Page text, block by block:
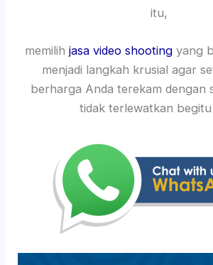
itu,
memilih jasa video shooting yang
menjadi langkah krusial agar
berharga Anda terekam dengan
tidak terlewatkan begitu